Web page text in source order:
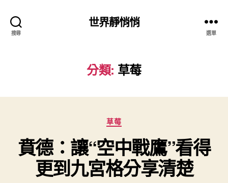
搜尋
世界靜悄悄
選單
分類: 草莓
分
類
草莓
賁德：讓“空中戰鷹”看得
更到九宮格分享清楚